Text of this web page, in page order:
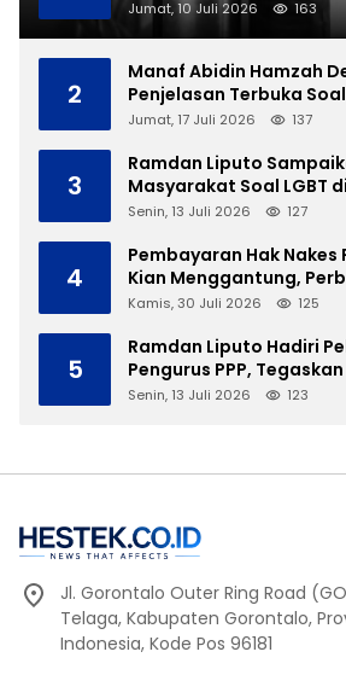
Jumat, 10 Juli 2026 163
2
Manaf Abidin Hamzah
Penjelasan Terbuka
Skripsi Mahasiswi
Jumat, 17 Juli 2026 137
3
Ramdan Liputo
Masyarakat Soal LGBT
Gubernur Gusnar
Senin, 13 Juli 2026 127
4
Pembayaran Hak Nakes
Kian Menggantung,
Tanpa Direktur Definitif
Kamis, 30 Juli 2026 125
5
Ramdan Liputo Hadiri
Pengurus PPP,
Antarpartai Kunci
Senin, 13 Juli 2026 123
Jl. Gorontalo Outer Ring Road
Telaga, Kabupaten Gorontalo,
Indonesia, Kode Pos 96181